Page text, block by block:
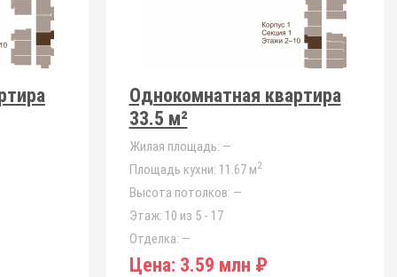
Однокомнатная квартира
33.5 м²
Жилая площадь: —
Площадь кухни: 11.67 м2
Высота потолков: —
Этаж: 10 из 5 - 17
Отделка: —
Цена: 3.59 млн ₽